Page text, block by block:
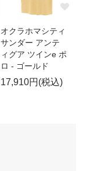
オクラホマシティ
サンダー アンテ
ィグア ツインe ポ
ロ - ゴールド
17,910円(税込)